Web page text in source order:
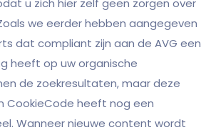
u zich hier zelf geen zorgen over
we eerder hebben aangegeven
dat compliant zijn aan de AVG een
heeft op uw organische
de zoekresultaten, maar deze
CookieCode heeft nog een
Wanneer nieuwe content wordt